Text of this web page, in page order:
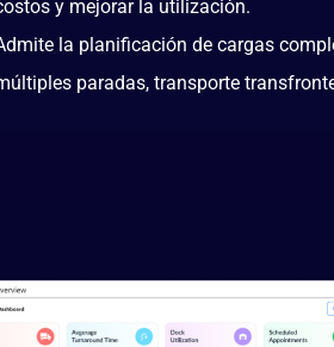
y mejorar la utilización.
la planificación de cargas
paradas, transporte